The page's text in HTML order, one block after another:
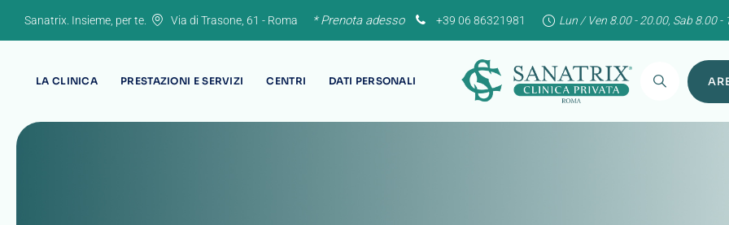
Sanatrix. Insieme, per te. Via di Trasone, 61 - Roma * Prenota adesso +39 06 86321981 Lun / Ven 8.00 - 20.00, Sab 8.00 -
LA CLINICA PRESTAZIONI E SERVIZI CENTRI DATI PERSONALI